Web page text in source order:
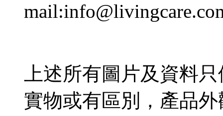
上述所有圖片及資料
實物或有區別，產品